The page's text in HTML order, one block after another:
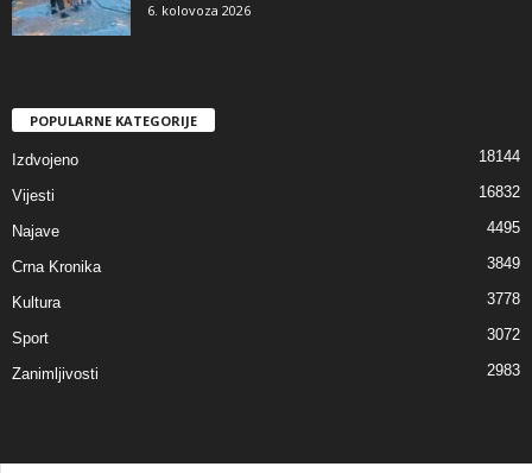
6. kolovoza 2026
POPULARNE KATEGORIJE
Izdvojeno 18144
Vijesti 16832
Najave 4495
Crna Kronika 3849
Kultura 3778
Sport 3072
Zanimljivosti 2983